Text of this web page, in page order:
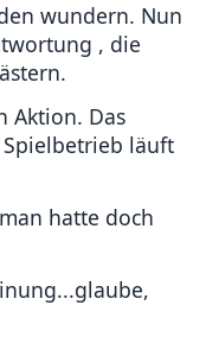
wundern. Nun
, die
Aktion. Das
läuft
hatte doch